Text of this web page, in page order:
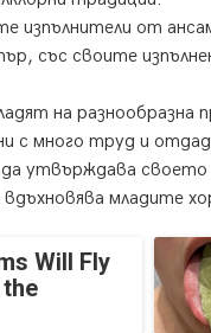
изпълнители от
със своите
на разнообразна
с много труд и
утвърждава
младите
Will Fly